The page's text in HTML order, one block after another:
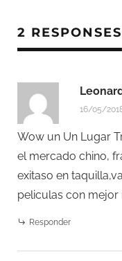
2 RESPONSES
16/05/
Wow un Un Lugar
el mercado chino,
exitaso en
peliculas con mejor
Responder